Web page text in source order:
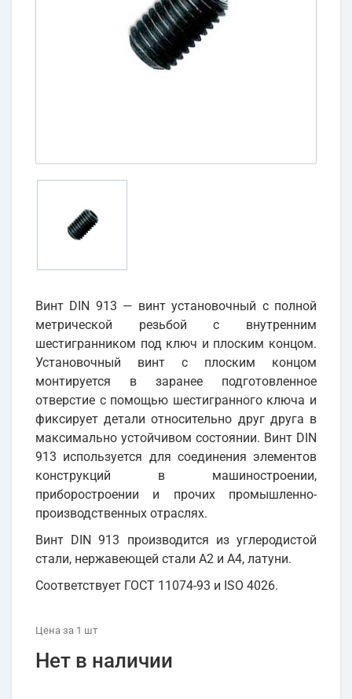
Винт DIN 913 — винт установочный с полной
метрической резьбой с внутренним
шестигранником под ключ и плоским концом.
Установочный винт с плоским концом
монтируется в заранее подготовленное
отверстие с помощью шестигранного ключа и
фиксирует детали относительно друг друга в
максимально устойчивом состоянии. Винт DIN
913 используется для соединения элементов
конструкций в машиностроении,
приборостроении и прочих промышленно-
производственных отраслях.
Винт DIN 913 производится из углеродистой
стали, нержавеющей стали А2 и А4, латуни.
Соответствует ГОСТ 11074-93 и ISO 4026.
Цена за 1 шт
Нет в наличии